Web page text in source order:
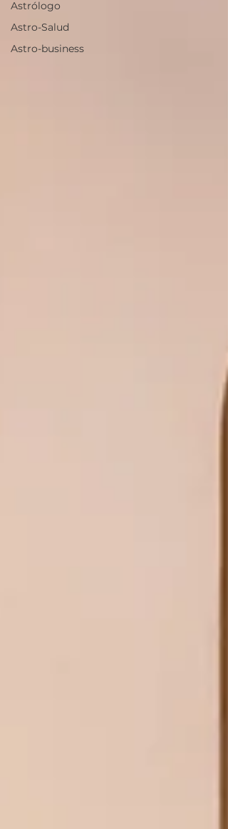
Astrólogo
Astro-Salud
Astro-business